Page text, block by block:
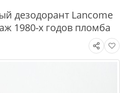
дезодорант Lancome
1980-х годов пломба